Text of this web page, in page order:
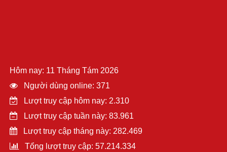
Hôm nay: 11 Tháng Tám 2026
Người dùng online: 371
Lượt truy cập hôm nay: 2.310
Lượt truy cập tuần này: 83.961
Lượt truy cập tháng này: 282.469
Tổng lượt truy cập: 57.214.334